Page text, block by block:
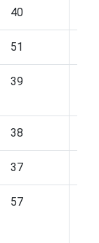
40
51
39
38
37
57